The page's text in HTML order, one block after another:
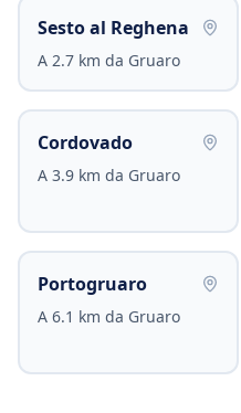
Sesto al Reghena
A 2.7 km da Gruaro
Cordovado
A 3.9 km da Gruaro
Portogruaro
A 6.1 km da Gruaro